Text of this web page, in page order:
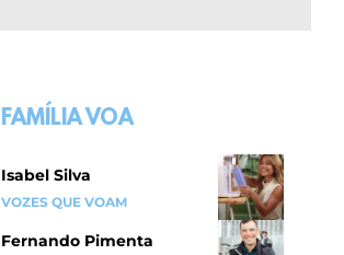
FAMÍLIA VOA
Isabel Silva
VOZES QUE VOAM
Fernando Pimenta